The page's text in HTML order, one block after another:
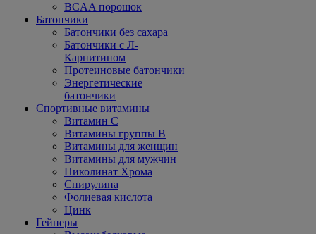
BCAA порошок
Батончики
Батончики без сахара
Батончики с Л-
Карнитином
Протеиновые батончики
Энергетические
батончики
Спортивные витамины
Витамин С
Витамины группы В
Витамины для женщин
Витамины для мужчин
Пиколинат Хрома
Спирулина
Фолиевая кислота
Цинк
Гейнеры